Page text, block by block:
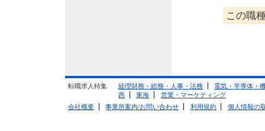
この職
転職求人特集 経理財務・総務・人事・法務
電気・半導体・
西
東海
営業・マーケティング
会社概要
事業所案内/お問い合わせ 利用規約 個人情報の